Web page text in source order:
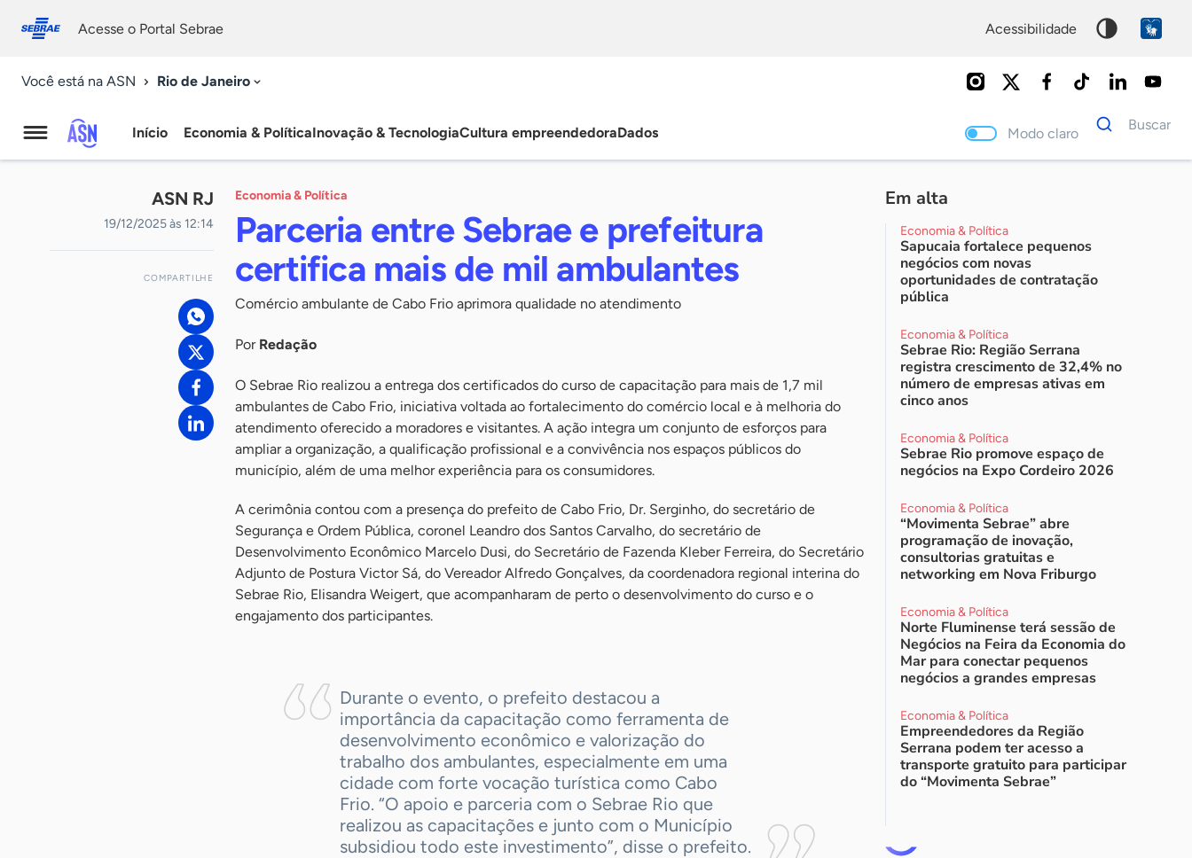
conosco
Acesse o Portal Sebrae acessibilidade
Você está na ASN Rio de Janeiro
Agência
Sebrae
Notícias
Início Economia & PolíticaInovação & TecnologiaCultura empreendedoraDados Modo claro
Dados
para
Buscar
ASN RJ
19/12/2025 às 12:14
COMPARTILHE
Economia & Política
Parceria entre Sebrae e prefeitura
certifica mais de mil ambulantes
Comércio ambulante de Cabo Frio aprimora qualidade no atendimento
Por Redação
O Sebrae Rio realizou a entrega dos certificados do curso de capacitação para mais de 1,7 mil
ambulantes de Cabo Frio, iniciativa voltada ao fortalecimento do comércio local e à melhoria do
atendimento oferecido a moradores e visitantes. A ação integra um conjunto de esforços para
ampliar a organização, a qualificação profissional e a convivência nos espaços públicos do
município, além de uma melhor experiência para os consumidores.
A cerimônia contou com a presença do prefeito de Cabo Frio, Dr. Serginho, do secretário de
Segurança e Ordem Pública, coronel Leandro dos Santos Carvalho, do secretário de
Desenvolvimento Econômico Marcelo Dusi, do Secretário de Fazenda Kleber Ferreira, do Secretário
Adjunto de Postura Victor Sá, do Vereador Alfredo Gonçalves, da coordenadora regional interina do
Sebrae Rio, Elisandra Weigert, que acompanharam de perto o desenvolvimento do curso e o
engajamento dos participantes.
Durante o evento, o prefeito destacou a
importância da capacitação como ferramenta de
desenvolvimento econômico e valorização do
trabalho dos ambulantes, especialmente em uma
cidade com forte vocação turística como Cabo
Frio. “O apoio e parceria com o Sebrae Rio que
realizou as capacitações e junto com o Município
subsidiou todo este investimento”, disse o prefeito.
Em alta
Economia & Política
Sapucaia fortalece pequenos
negócios com novas
oportunidades de contratação
pública
Economia & Política
Sebrae Rio: Região Serrana
registra crescimento de 32,4% no
número de empresas ativas em
cinco anos
Economia & Política
Sebrae Rio promove espaço de
negócios na Expo Cordeiro 2026
Economia & Política
“Movimenta Sebrae” abre
programação de inovação,
consultorias gratuitas e
networking em Nova Friburgo
Economia & Política
Norte Fluminense terá sessão de
Negócios na Feira da Economia do
Mar para conectar pequenos
negócios a grandes empresas
Economia & Política
Empreendedores da Região
Serrana podem ter acesso a
transporte gratuito para participar
do “Movimenta Sebrae”